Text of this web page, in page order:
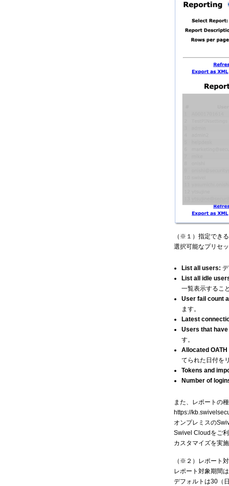
（※１）指定でき
選択可能なプリセ
List all users:
List all idle
一覧表示するこ
User fail count
ます。
Latest
Users that
す。
Allocated
てられた日付を
Tokens and
Number of
また、レポートの
https://
オンプレミスの
Swivel Cloudをご
カスタマイズを実
（※２）レポート
レポート対象期間
デフォルトは30（